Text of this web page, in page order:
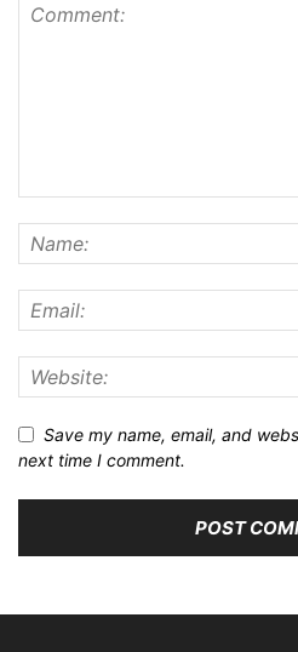
Save my name, email, and
next time I comment.